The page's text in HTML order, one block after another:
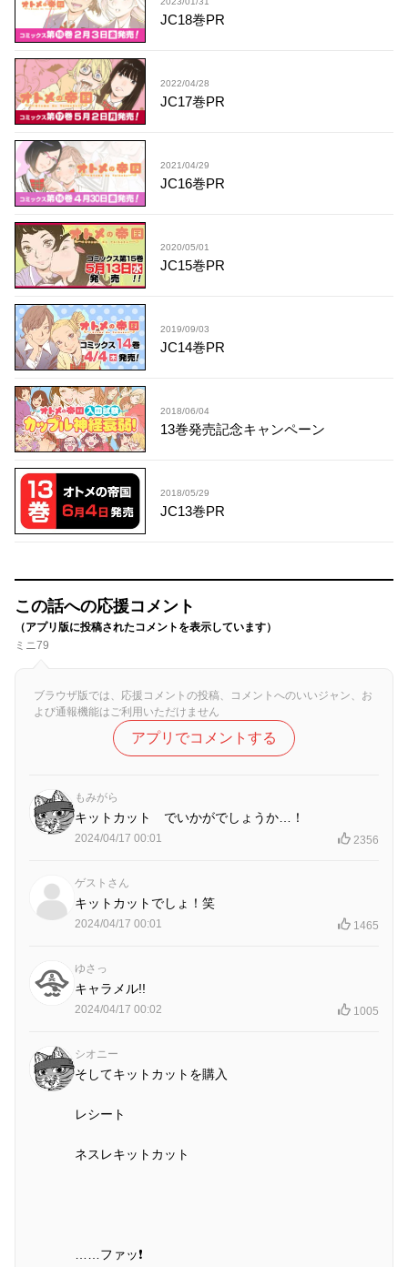
JC18巻PR
2022/04/28
JC17巻PR
2021/04/29
JC16巻PR
2020/05/01
JC15巻PR
2019/09/03
JC14巻PR
2018/06/04
13巻発売記念キャンペーン
2018/05/29
JC13巻PR
この話への応援コメント
（アプリ版に投稿されたコメントを表示しています）
ミニ79
ブラウザ版では、応援コメントの投稿、コメントへのいいジャン、お
よび通報機能はご利用いただけません
アプリでコメントする
もみがら
キットカット でいかがでしょうか…！
2024/04/17 00:01 2356
ゲストさん
キットカットでしょ！笑
2024/04/17 00:01 1465
ゆさっ
キャラメル!!
2024/04/17 00:02 1005
シオニー
そしてキットカットを購入
レシート
ネスレキットカット
……ファッ❗